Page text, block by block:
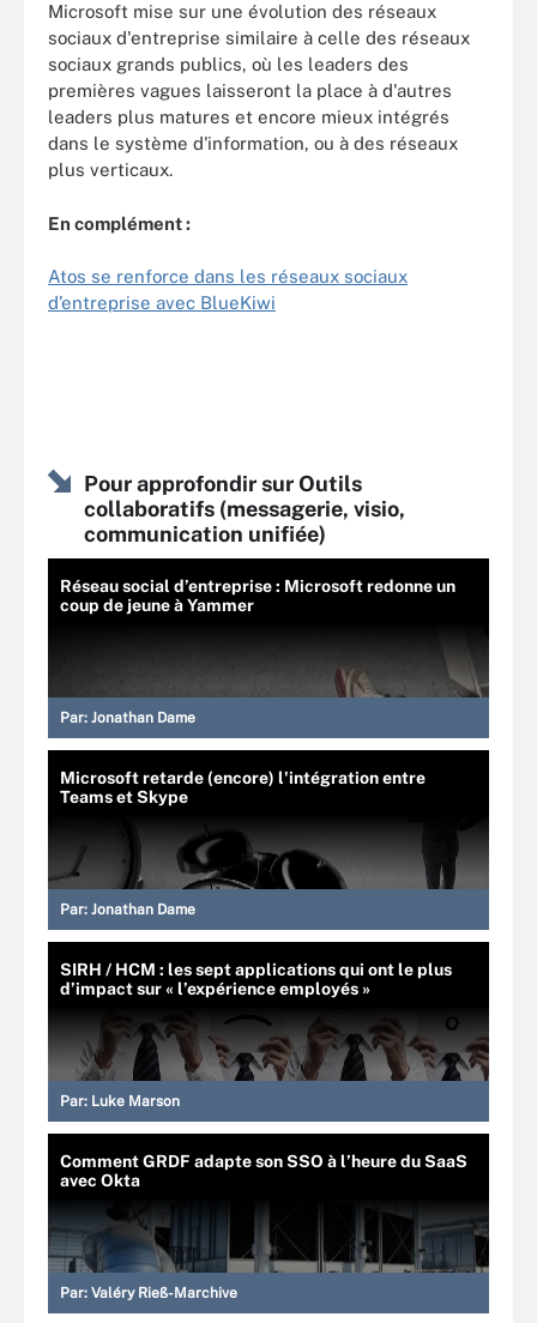
Microsoft mise sur une évolution des réseaux
sociaux d'entreprise similaire à celle des réseaux
sociaux grands publics, où les leaders des
premières vagues laisseront la place à d'autres
leaders plus matures et encore mieux intégrés
dans le système d'information, ou à des réseaux
plus verticaux.
En complément :
Atos se renforce dans les réseaux sociaux
d’entreprise avec BlueKiwi
Pour approfondir sur Outils
collaboratifs (messagerie, visio,
communication unifiée)
Réseau social d’entreprise : Microsoft redonne un
coup de jeune à Yammer
Par: Jonathan Dame
Microsoft retarde (encore) l'intégration entre
Teams et Skype
Par: Jonathan Dame
SIRH / HCM : les sept applications qui ont le plus
d’impact sur « l’expérience employés »
Par: Luke Marson
Comment GRDF adapte son SSO à l’heure du SaaS
avec Okta
Par: Valéry Rieß-Marchive